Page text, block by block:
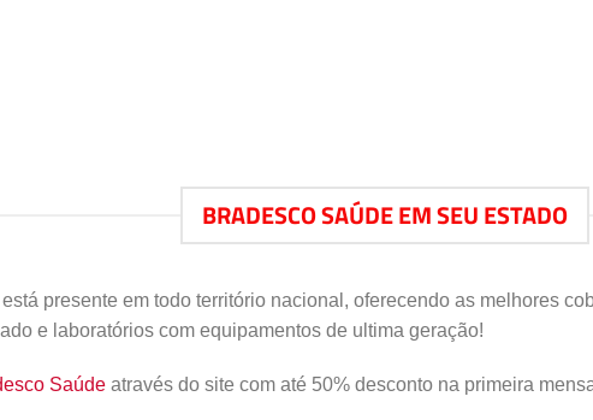
BRADESCO SAÚDE EM SEU ESTADO
está presente em todo território nacional, oferecendo as melhores
e laboratórios com equipamentos de ultima geração!
Saúde através do site com até 50% desconto na primeira